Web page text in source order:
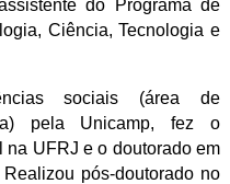
do Programa de
Ciência, Tecnologia e
sociais (área de
pela Unicamp, fez o
na UFRJ e o doutorado em
pós-doutorado no